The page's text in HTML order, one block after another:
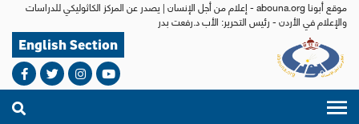
موقع أبونا abouna.org - إعلام من أجل الإنسان | يصدر عن المركز الكاثوليكي للدراسات
والإعلام في الأردن - رئيس التحرير: الأب د.رفعت بدر
English Section